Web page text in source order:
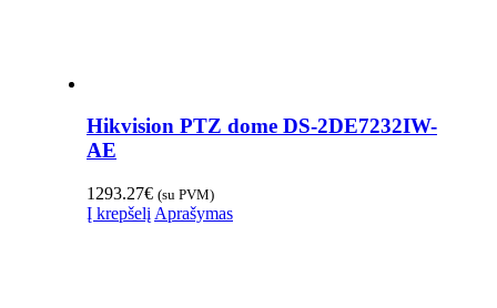
Hikvision PTZ dome DS-2DE7232IW-
AE
1293.27€ (su PVM)
Į krepšelį Aprašymas